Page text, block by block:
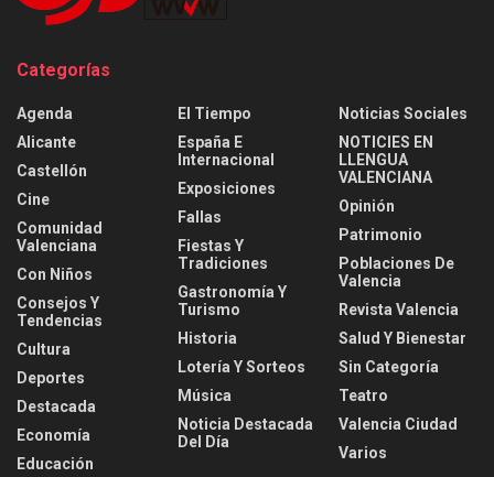
Categorías
Agenda
Alicante
Castellón
Cine
Comunidad
Valenciana
Con Niños
Consejos Y
Tendencias
Cultura
Deportes
Destacada
Economía
Educación
El Tiempo
España E
Internacional
Exposiciones
Fallas
Fiestas Y
Tradiciones
Gastronomía Y
Turismo
Historia
Lotería Y Sorteos
Música
Noticia Destacada
Del Día
Noticias Sociales
NOTICIES EN
LLENGUA
VALENCIANA
Opinión
Patrimonio
Poblaciones De
Valencia
Revista Valencia
Salud Y Bienestar
Sin Categoría
Teatro
Valencia Ciudad
Varios